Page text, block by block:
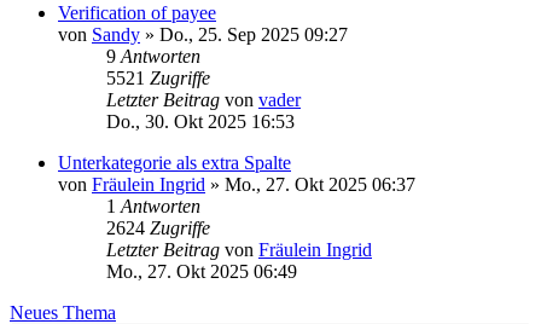
Verification of payee
von Sandy » Do., 25. Sep 2025 09:27
9 Antworten
5521 Zugriffe
Letzter Beitrag von vader
Do., 30. Okt 2025 16:53
Unterkategorie als extra Spalte
von Fräulein Ingrid » Mo., 27. Okt 2025 06:37
1 Antworten
2624 Zugriffe
Letzter Beitrag von Fräulein Ingrid
Mo., 27. Okt 2025 06:49
Neues Thema